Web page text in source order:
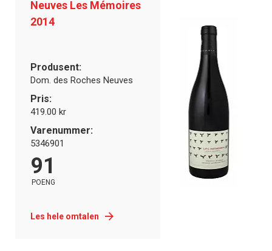
Neuves Les Mémoires
2014
Produsent:
Dom. des Roches Neuves
Pris:
419.00 kr
Varenummer:
5346901
91
POENG
Les hele omtalen